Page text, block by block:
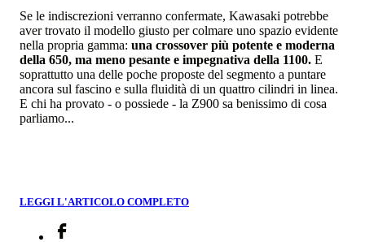
Se le indiscrezioni verranno confermate, Kawasaki potrebbe
aver trovato il modello giusto per colmare uno spazio evidente
nella propria gamma: una crossover più potente e moderna
della 650, ma meno pesante e impegnativa della 1100. E
soprattutto una delle poche proposte del segmento a puntare
ancora sul fascino e sulla fluidità di un quattro cilindri in linea.
E chi ha provato - o possiede - la Z900 sa benissimo di cosa
parliamo...
LEGGI L'ARTICOLO COMPLETO